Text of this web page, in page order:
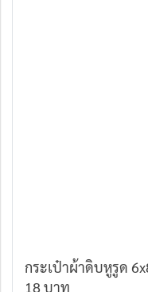
กระเป๋าผ้าดิบหูรูด
18 บาท